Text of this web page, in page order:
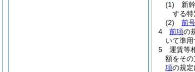
(1)
新
する
(2)
前号
4
前項の
いて準用
5
運賃等
額をそ
項の規